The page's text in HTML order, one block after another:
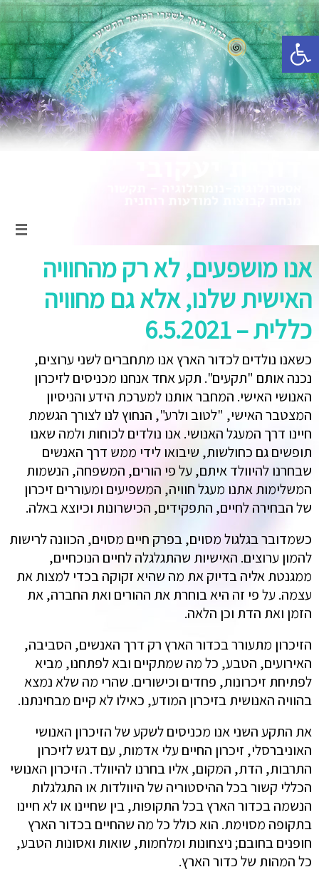
פתח סרגל נגישות
אנו מושפעים, לא רק מהחוויה
האישית שלנו, אלא גם מחוויה
כללית – 6.5.2021
כשאנו נולדים לכדור הארץ אנו מתחברים לשני ערוצים,
נכנה אותם "תקעים". תקע אחד אנחנו מכניסים לזיכרון
האנושי האישי. המחבר אותנו למערכת הידע והניסיון
המצטבר האישי, "לטוב ולרע", הנחוץ לנו לצורך הגשמת
חיינו דרך המעגל האנושי. אנו נולדים לכוחות ולמה שאנו
תופשים גם כחולשות, שיבואו לידי ממש דרך האנשים
שבחרנו להיוולד איתם, על פי הורים, המשפחה, הנשמות
המשלימות אתנו מעגל חוויה, המשפיעים ומעוררים זיכרון
של הבחירה לחיים, התפקידים, הכישרונות וכיוצא באלה.
כשמדובר בגלגול מסוים, בפרק חיים מסוים, הכוונה לרישות
להמון ערוצים. האישיות שהתגלגלה לחיים הנוכחיים,
ממגנטת אליה בדיוק את מה שהיא זקוקה בכדי למצות את
עצמה. על פי זה היא בוחרת את ההורים ואת החברה, את
הזמן ואת הדת וכן הלאה.
הזיכרון מתעורר בכדור הארץ רק דרך האנשים, הסביבה,
האירועים, הטבע, כל מה שמתקיים ובא לפתחנו, מביא
לפתיחת זיכרונות, פחדים וכישורים. שהרי מה שלא נמצא
בהוויה האנושית בזיכרון המודע, כאילו לא קיים מבחינתנו.
את התקע השני אנו מכניסים לשקע של הזיכרון האנושי
האוניברסלי, זיכרון החיים עלי אדמות, עם דגש לזיכרון
התרבות, הדת, המקום, אליו בחרנו להיוולד. הזיכרון האנושי
הכללי קשור בכל ההיסטוריה של היוולדות או התגלגלות
הנשמה בכדור הארץ בכל התקופות, בין שחיינו או לא חיינו
בתקופה מסוימת. הוא כולל כל מה שהחיים בכדור הארץ
חופנים בחובם; ניצחונות ומלחמות, שואות ואסונות הטבע,
כל המהות של כדור הארץ.